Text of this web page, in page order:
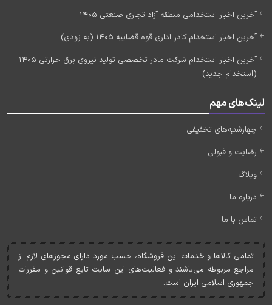
آخرین اخبار استخدامی منطقه آزاد تجاری صنعتی 1405
آخرین اخبار استخدام کادر اداری قوه قضاییه 1405 (به زودی)
آخرین اخبار استخدام شرکت مادر تخصصی تولید نیروی برق حرارتی 1405
(استخدام جدید)
لینک‌های مهم
چهارشنبه‌های تخفیفی
رضایت و قبولی
وبلاگ
درباره ما
تماس با ما
تمامی کالاها و خدمات اين فروشگاه، حسب مورد دارای مجوزهای لازم از
مراجع مربوطه می‌باشند و فعاليت‌های اين سايت تابع قوانين و مقررات
جمهوری اسلامی ايران است.